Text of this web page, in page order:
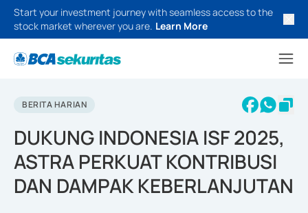
Start your investment journey with seamless access to the
stock market wherever you are. Learn More
BERITA HARIAN
DUKUNG INDONESIA ISF 2025,
ASTRA PERKUAT KONTRIBUSI
DAN DAMPAK KEBERLANJUTAN